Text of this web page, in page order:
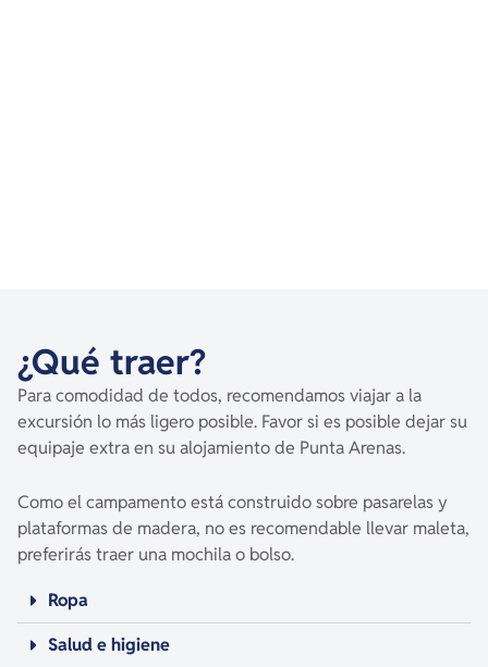
¿Qué traer?
Para comodidad de todos, recomendamos viajar a la
excursión lo más ligero posible. Favor si es posible dejar su
equipaje extra en su alojamiento de Punta Arenas.
Como el campamento está construido sobre pasarelas y
plataformas de madera, no es recomendable llevar maleta,
preferirás traer una mochila o bolso.
Ropa
Salud e higiene